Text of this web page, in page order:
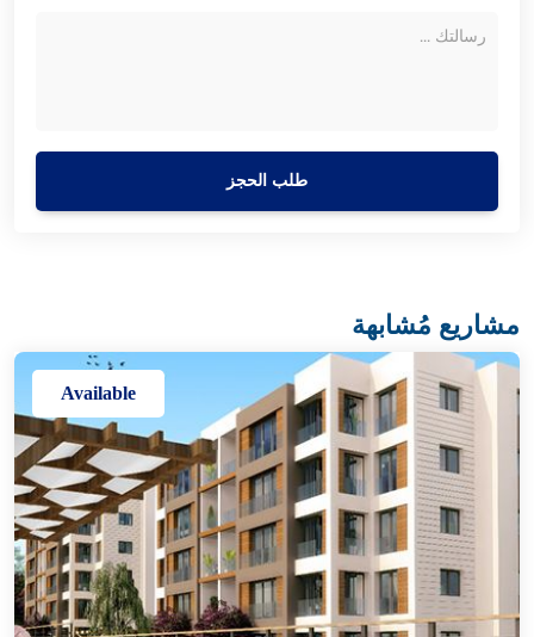
طلب الحجز
مشاريع مُشابهة
Available